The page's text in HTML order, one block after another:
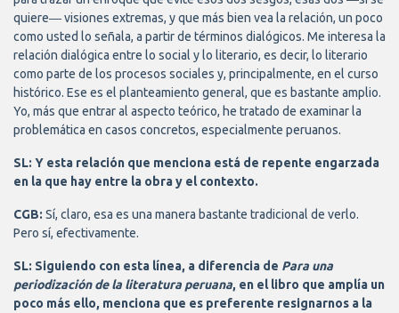
quiere― visiones extremas, y que más bien vea la relación, un poco
como usted lo señala, a partir de términos dialógicos. Me interesa la
relación dialógica entre lo social y lo literario, es decir, lo literario
como parte de los procesos sociales y, principalmente, en el curso
histórico. Ese es el planteamiento general, que es bastante amplio.
Yo, más que entrar al aspecto teórico, he tratado de examinar la
problemática en casos concretos, especialmente peruanos.
SL: Y esta relación que menciona está de repente engarzada
en la que hay entre la obra y el contexto.
CGB: Sí, claro, esa es una manera bastante tradicional de verlo.
Pero sí, efectivamente.
SL: Siguiendo con esta línea, a diferencia de Para una
periodización de la literatura peruana, en el libro que amplía un
poco más ello, menciona que es preferente resignarnos a la